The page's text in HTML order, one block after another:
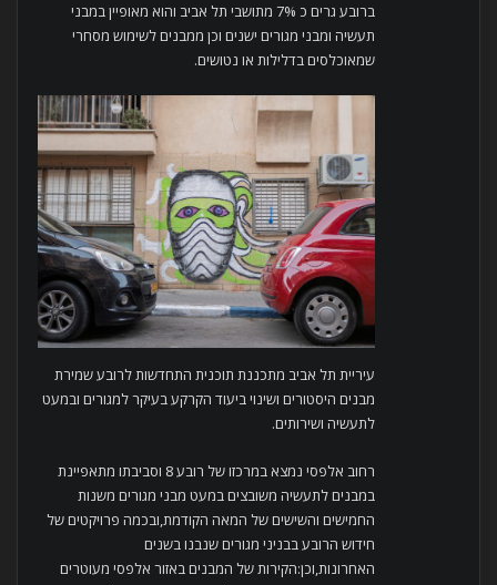
ברובע גרים כ 7% מתושבי תל אביב והוא מאופיין במבני
תעשיה ומבני מגורים ישנים וכן ממבנים לשימוש מסחרי
שמאוכלסים בדלילות או נטושים.
עיריית תל אביב מתכננת תוכנית התחדשות לרובע שמירת
מבנים היסטורים ושינוי ביעוד הקרקע בעיקר למגורים ובמעט
לתעשיה ושירותים.
רחוב אלפסי נמצא במרכזו של רובע 8 וסביבתו מתאפיינת
במבנים לתעשיה משובצים במעט מבני מגורים משנות
החמישים והשישים של המאה הקודמת,ובכמה פרויקטים של
חידוש הרובע בבניני מגורים שנבנו בשנים
האחרונות,וכן:הקירות של המבנים באזור אלפסי מעוטרים